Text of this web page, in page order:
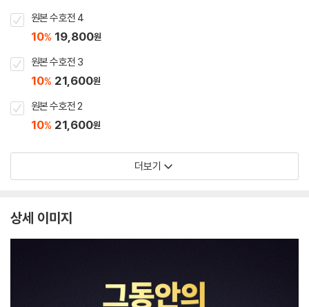
원본 수호전 4
10% 19,800원
원본 수호전 3
10% 21,600원
원본 수호전 2
10% 21,600원
더보기
상세 이미지